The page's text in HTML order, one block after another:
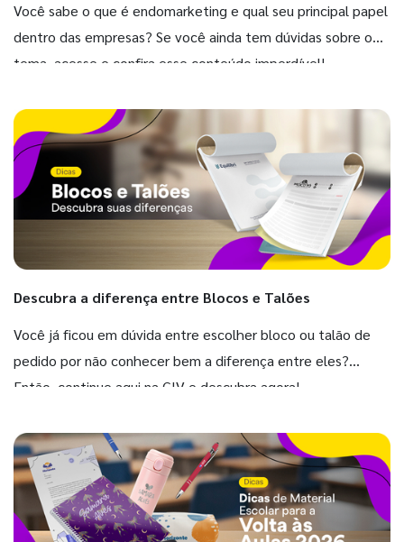
Você sabe o que é endomarketing e qual seu principal papel
dentro das empresas? Se você ainda tem dúvidas sobre o
tema, acesse e confira esse conteúdo imperdível!
Descubra a diferença entre Blocos e Talões
Você já ficou em dúvida entre escolher bloco ou talão de
pedido por não conhecer bem a diferença entre eles?
Então, continue aqui na GIV e descubra agora!